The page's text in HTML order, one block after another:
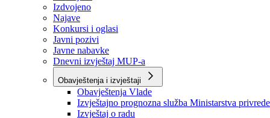
Aktuelno
Sve vijesti
Izdvojeno
Najave
Konkursi i oglasi
Javni pozivi
Javne nabavke
Dnevni izvještaj MUP-a
Obavještenja i izvještaji